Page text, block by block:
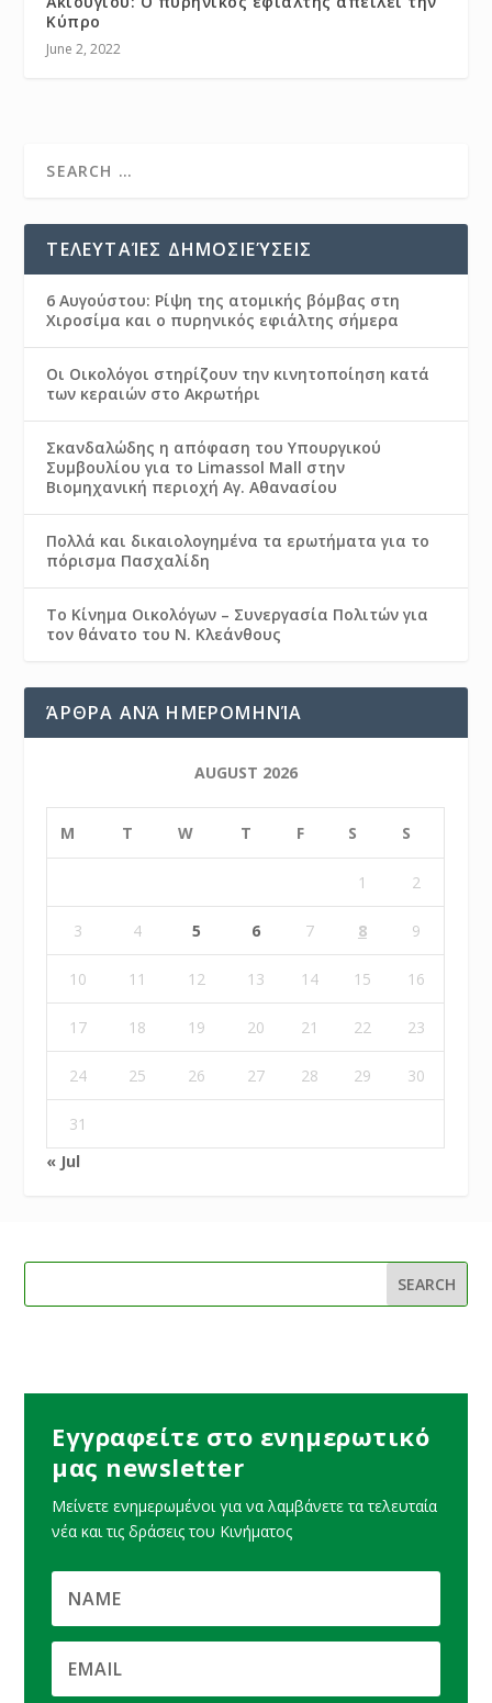
Κύπρο
June 2, 2022
ΤΕΛΕΥΤΑΊΕΣ ΔΗΜΟΣΙΕΎΣΕΙΣ
6 Αυγούστου: Ρίψη της ατομικής βόμβας στη
Χιροσίμα και ο πυρηνικός εφιάλτης σήμερα
Οι Οικολόγοι στηρίζουν την κινητοποίηση κατά
των κεραιών στο Ακρωτήρι
Σκανδαλώδης η απόφαση του Υπουργικού
Συμβουλίου για το Limassol Mall στην
Βιομηχανική περιοχή Αγ. Αθανασίου
Πολλά και δικαιολογημένα τα ερωτήματα για το
πόρισμα Πασχαλίδη
Το Κίνημα Οικολόγων – Συνεργασία Πολιτών για
τον θάνατο του Ν. Κλεάνθους
ΆΡΘΡΑ ΑΝΆ ΗΜΕΡΟΜΗΝΊΑ
AUGUST 2026
M T W T F S S
1 2
3 4 5 6 7 8 9
10 11 12 13 14 15 16
17 18 19 20 21 22 23
24 25 26 27 28 29 30
31
« Jul
Εγγραφείτε στο ενημερωτικό
μας newsletter
Μείνετε ενημερωμένοι για να λαμβάνετε τα τελευταία
νέα και τις δράσεις του Κινήματος